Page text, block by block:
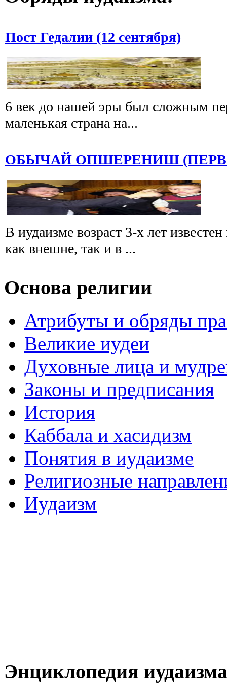
Пост Гедалии (12 сентября)
6 век до нашей эры был сложным
маленькая страна на...
ОБЫЧАЙ ОПШЕРЕНИШ
В иудаизме возраст 3-х лет
как внешне, так и в ...
Основа религии
Атрибуты и обряды
Великие иудеи
Духовные лица и
Законы и предписания
История
Каббала и хасидизм
Понятия в иудаизме
Религиозные
Иудаизм
Энциклопедия иудаизма